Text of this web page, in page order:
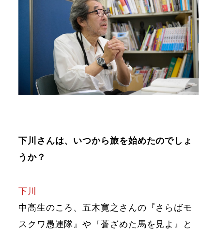
下川さんは、いつから旅を始めたのでしょ
うか？
下川
中高生のころ、五木寛之さんの『さらばモ
スクワ愚連隊』や『蒼ざめた馬を見よ』と